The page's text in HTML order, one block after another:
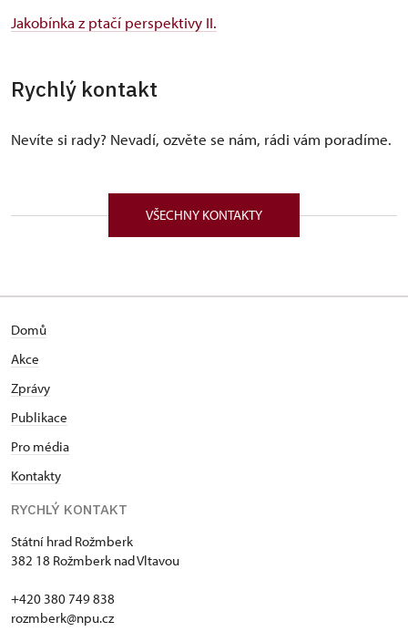
Jakobínka z ptačí perspektivy II.
Rychlý kontakt
Nevíte si rady? Nevadí, ozvěte se nám, rádi vám poradíme.
VŠECHNY KONTAKTY
Domů
Akce
Zprávy
Publikace
Pro média
Kontakty
RYCHLÝ KONTAKT
Státní hrad Rožmberk
382 18 Rožmberk nad Vltavou
+420 380 749 838
rozmberk@npu.cz